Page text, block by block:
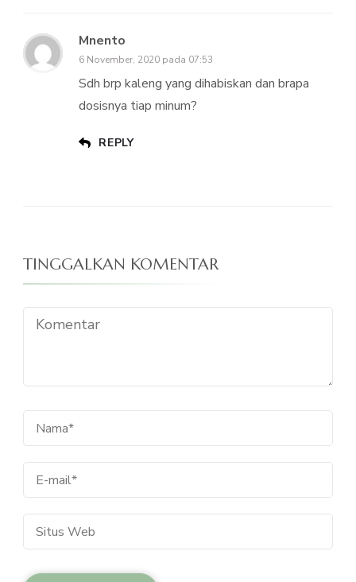
Mnento
6 November, 2020 pada 07:53
Sdh brp kaleng yang dihabiskan dan brapa
dosisnya tiap minum?
REPLY
TINGGALKAN KOMENTAR